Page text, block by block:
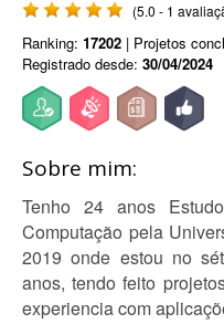
(5.0 - 1
Ranking: 17202 | Projetos
Registrado desde: 30/04/2024
Sobre mim:
Tenho 24 anos
Computação pela
2019 onde estou no
anos, tendo feito
experiencia com